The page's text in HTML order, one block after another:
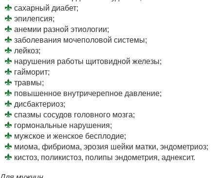
сахарный диабет;
эпилепсия;
анемии разной этиологии;
заболевания мочеполовой системы;
лейкоз;
нарушения работы щитовидной железы;
гайморит;
травмы;
повышенное внутричерепное давление;
дисбактериоз;
спазмы сосудов головного мозга;
гормональные нарушения;
мужское и женское бесплодие;
миома, фибриома, эрозия шейки матки, эндометриоз;
кистоз, поликистоз, полипы эндометрия, аднексит.